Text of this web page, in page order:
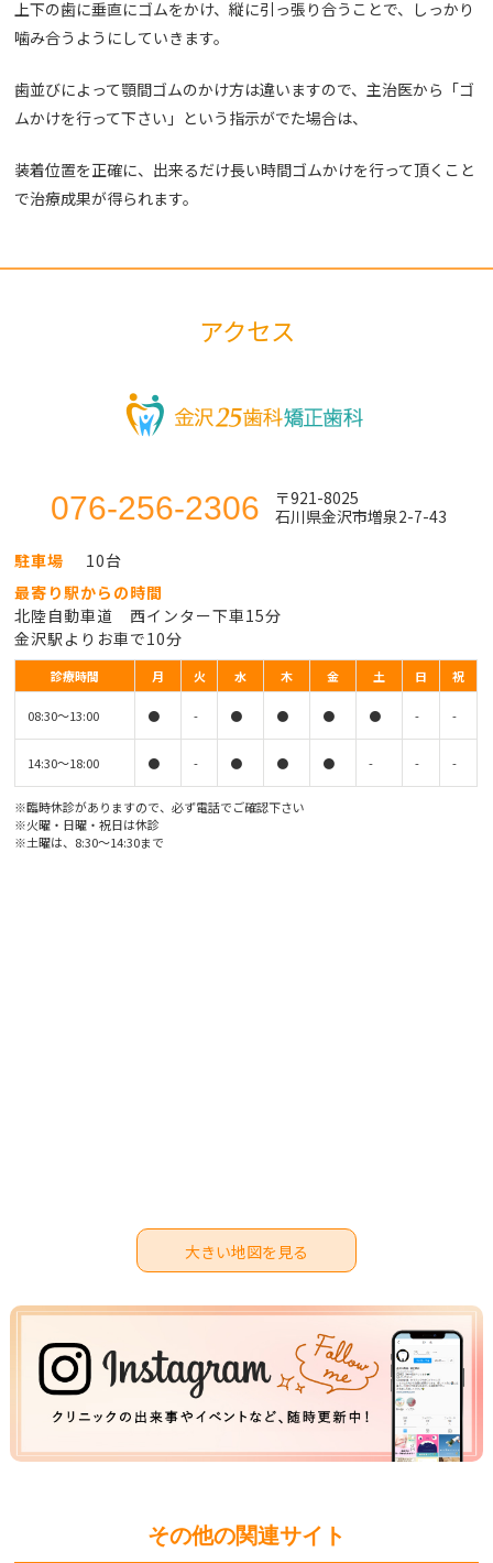
上下の歯に垂直にゴムをかけ、縦に引っ張り合うことで、しっかり
噛み合うようにしていきます。
歯並びによって顎間ゴムのかけ方は違いますので、主治医から「ゴ
ムかけを行って下さい」という指示がでた場合は、
装着位置を正確に、出来るだけ長い時間ゴムかけを行って頂くこと
で治療成果が得られます。
アクセス
076-256-2306
〒921-8025
石川県金沢市増泉2-7-43
駐車場
10台
最寄り駅からの時間
北陸自動車道 西インター下車15分
金沢駅よりお車で10分
診療時間 月 火 水 木 金 土 日 祝
08:30〜13:00 ● - ● ● ● ● - -
14:30〜18:00 ● - ● ● ● - - -
※臨時休診がありますので、必ず電話でご確認下さい
※火曜・日曜・祝日は休診
※土曜は、8:30〜14:30まで
大きい地図を見る
その他の関連サイト